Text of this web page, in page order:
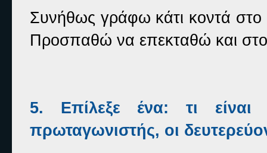
Συνήθως γράφω κάτι κοντά στο
Προσπαθώ να επεκταθώ και
5. Επίλεξε ένα: τι
πρωταγωνιστής, οι